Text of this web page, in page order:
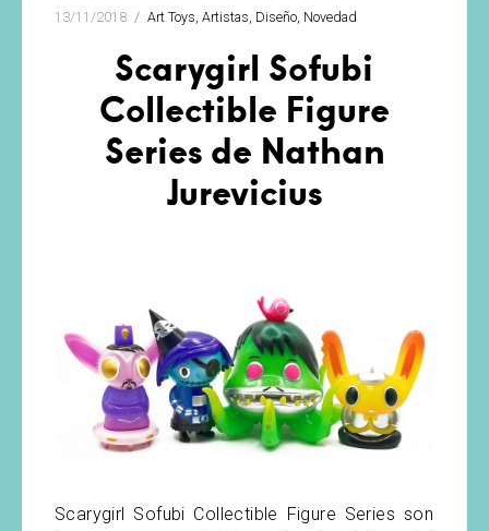
13/11/2018 Art Toys Artistas Diseño Novedad
Scarygirl Sofubi
Collectible Figure
Series de Nathan
Jurevicius
Scarygirl Sofubi Collectible Figure Series son